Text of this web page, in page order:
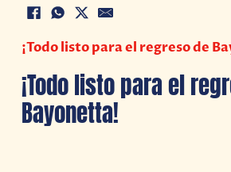
¡Todo listo para el regreso de
¡Todo listo para el
Bayonetta!